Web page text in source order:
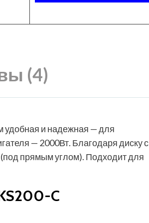
(4)
удобная и надежная — для
— 2000Вт. Благодаря диску с
прямым углом). Подходит для
C